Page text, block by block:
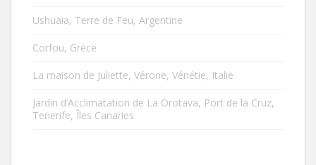
Ushuaia, Terre de Feu, Argentine
Corfou, Grèce
La maison de Juliette, Vérone, Vénétie, Italie
Jardin d’Acclimatation de La Orotava, Port de la Cruz,
Tenerife, Îles Canaries